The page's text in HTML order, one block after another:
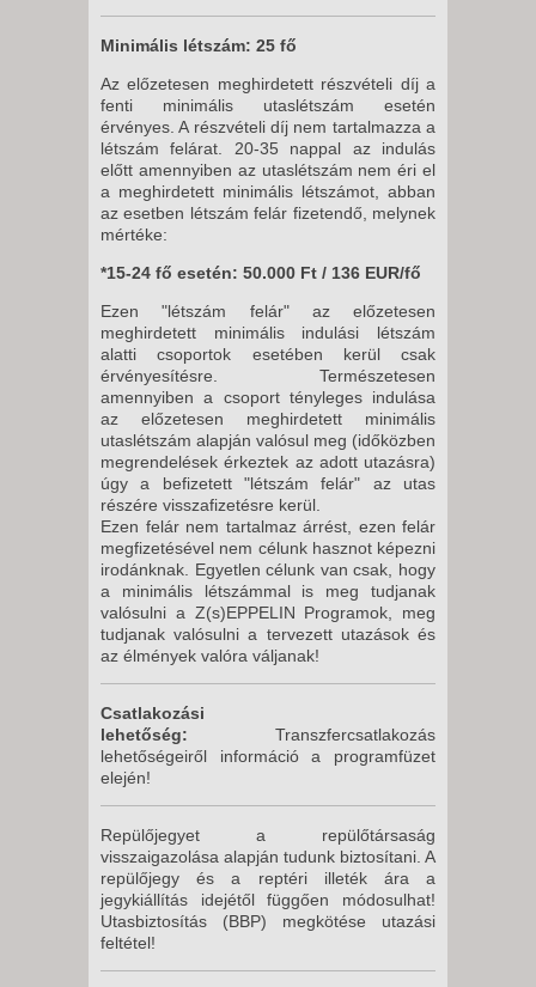
Minimális létszám: 25 fő
Az előzetesen meghirdetett részvételi díj a
fenti minimális utaslétszám esetén
érvényes. A részvételi díj nem tartalmazza a
létszám felárat. 20-35 nappal az indulás
előtt amennyiben az utaslétszám nem éri el
a meghirdetett minimális létszámot, abban
az esetben létszám felár fizetendő, melynek
mértéke:
*15-24 fő esetén: 50.000 Ft / 136 EUR/fő
Ezen "létszám felár" az előzetesen
meghirdetett minimális indulási létszám
alatti csoportok esetében kerül csak
érvényesítésre. Természetesen
amennyiben a csoport tényleges indulása
az előzetesen meghirdetett minimális
utaslétszám alapján valósul meg (időközben
megrendelések érkeztek az adott utazásra)
úgy a befizetett "létszám felár" az utas
részére visszafizetésre kerül.
Ezen felár nem tartalmaz árrést, ezen felár
megfizetésével nem célunk hasznot képezni
irodánknak. Egyetlen célunk van csak, hogy
a minimális létszámmal is meg tudjanak
valósulni a Z(s)EPPELIN Programok, meg
tudjanak valósulni a tervezett utazások és
az élmények valóra váljanak!
Csatlakozási
lehetőség: Transzfercsatlakozás
lehetőségeiről információ a programfüzet
elején!
Repülőjegyet a repülőtársaság
visszaigazolása alapján tudunk biztosítani. A
repülőjegy és a reptéri illeték ára a
jegykiállítás idejétől függően módosulhat!
Utasbiztosítás (BBP) megkötése utazási
feltétel!